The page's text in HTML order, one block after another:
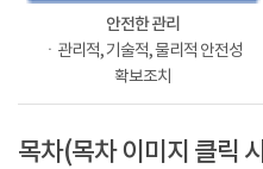
안전한 관리
ㆍ관리적, 기술적, 물리적 안전성
확보조치
목차(목차 이미지 클릭